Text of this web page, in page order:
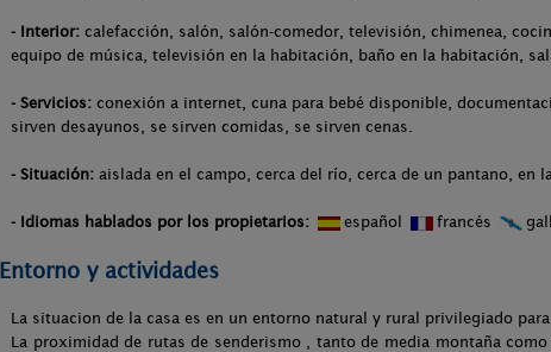
- Interior: calefacción, salón, salón-comedor, televisión, chimenea,
equipo de música, televisión en la habitación, baño en la habitación,
- Servicios: conexión a internet, cuna para bebé disponible,
sirven desayunos, se sirven comidas, se sirven cenas.
- Situación: aislada en el campo, cerca del río, cerca de un pantano, en
- Idiomas hablados por los propietarios: español francés
Entorno y actividades
La situacion de la casa es en un entorno natural y rural privilegiado
La proximidad de rutas de senderismo , tanto de media montaña